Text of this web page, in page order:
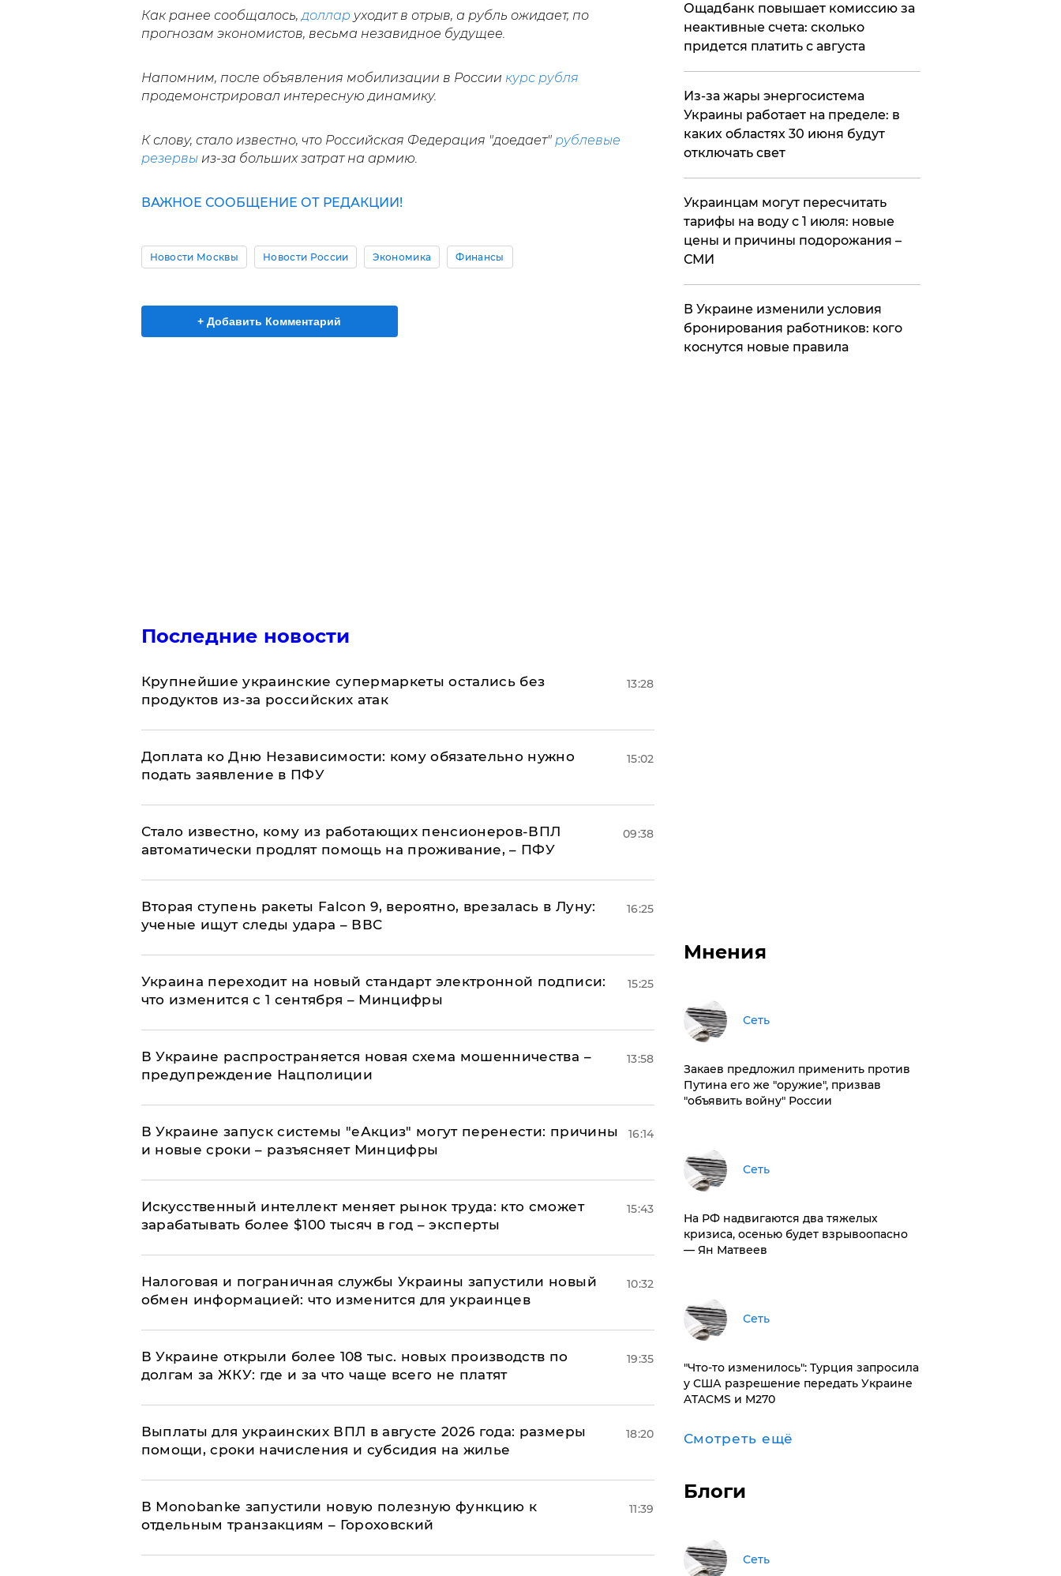
Как ранее сообщалось, доллар уходит в отрыв, а рубль ожидает, по
прогнозам экономистов, весьма незавидное будущее.
Напомним, после объявления мобилизации в России курс рубля
продемонстрировал интересную динамику.
К слову, стало известно, что Российская Федерация "доедает" рублевые
резервыиз-за больших затрат на армию.
ВАЖНОЕ СООБЩЕНИЕ ОТ РЕДАКЦИИ!
Новости Москвы Новости России Экономика Финансы
+ Добавить Комментарий
Последние новости
Крупнейшие украинские супермаркеты остались без
продуктов из-за российских атак
13:28
Доплата ко Дню Независимости: кому обязательно нужно
подать заявление в ПФУ
15:02
Стало известно, кому из работающих пенсионеров-ВПЛ
автоматически продлят помощь на проживание, – ПФУ
09:38
Вторая ступень ракеты Falcon 9, вероятно, врезалась в Луну:
ученые ищут следы удара – ВВС
16:25
Украина переходит на новый стандарт электронной подписи:
что изменится с 1 сентября – Минцифры
15:25
В Украине распространяется новая схема мошенничества –
предупреждение Нацполиции
13:58
В Украине запуск системы "еАкциз" могут перенести: причины
и новые сроки – разъясняет Минцифры
16:14
Искусственный интеллект меняет рынок труда: кто сможет
зарабатывать более $100 тысяч в год – эксперты
15:43
Налоговая и пограничная службы Украины запустили новый
обмен информацией: что изменится для украинцев
10:32
В Украине открыли более 108 тыс. новых производств по
долгам за ЖКУ: где и за что чаще всего не платят
19:35
Выплаты для украинских ВПЛ в августе 2026 года: размеры
помощи, сроки начисления и субсидия на жилье
18:20
В Мonobankе запустили новую полезную функцию к
отдельным транзакциям – Гороховский
11:39
​Ощадбанк повышает комиссию за
неактивные счета: сколько
придется платить с августа
Из-за жары энергосистема
Украины работает на пределе: в
каких областях 30 июня будут
отключать свет
Украинцам могут пересчитать
тарифы на воду с 1 июля: новые
цены и причины подорожания –
СМИ
В Украине изменили условия
бронирования работников: кого
коснутся новые правила
Мнения
Сеть
Закаев предложил применить против
Путина его же "оружие", призвав
"объявить войну" России
Сеть
На РФ надвигаются два тяжелых
кризиса, осенью будет взрывоопасно
— Ян Матвеев
Сеть
​"Что-то изменилось": Турция запросила
у США разрешение передать Украине
ATACMS и M270
Смотреть ещё
Блоги
Сеть